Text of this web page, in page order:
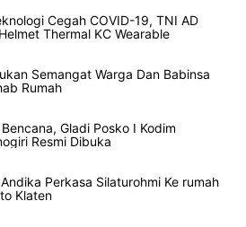
Cegah COVID-19, TNI AD
Thermal KC Wearable
Semangat Warga Dan Babinsa
Rumah
Gladi Posko I Kodim
Resmi Dibuka
Perkasa Silaturohmi Ke rumah
Klaten